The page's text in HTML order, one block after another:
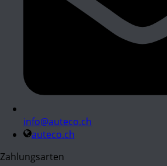
info@auteco.ch
auteco.ch
Zahlungsarten